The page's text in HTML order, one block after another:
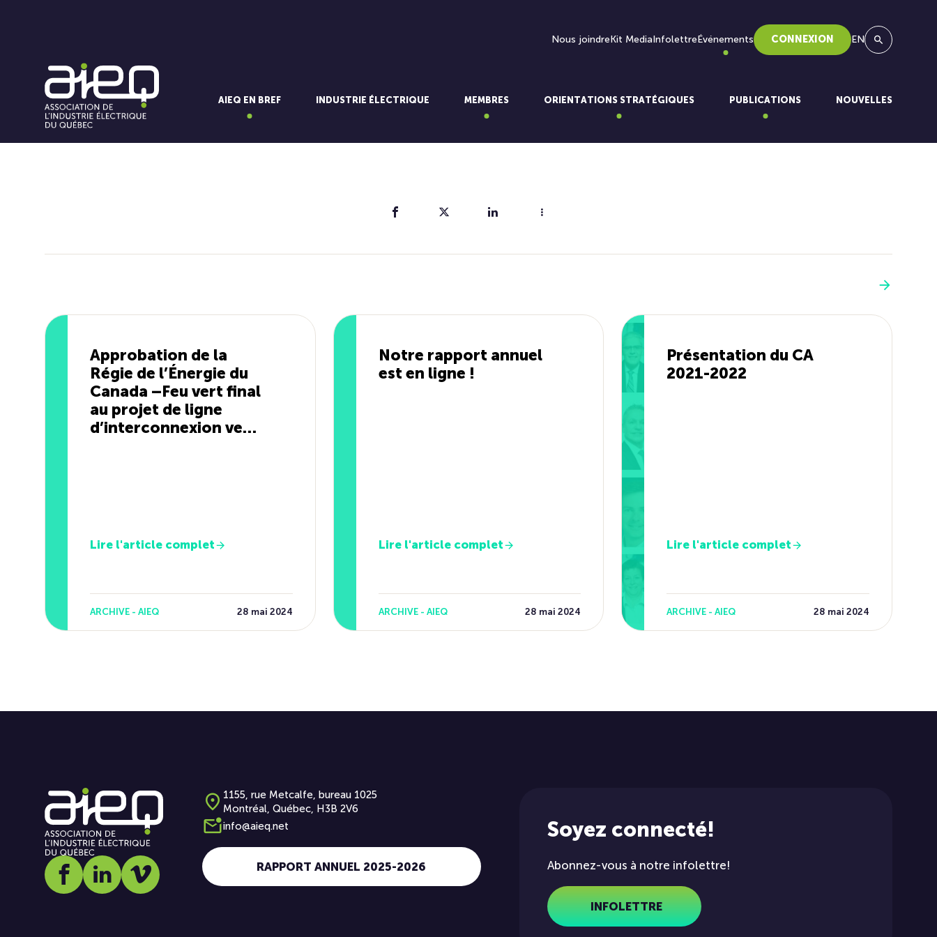
Nous joindreKit MediaInfolettreÉvénements CONNEXION EN
AIEQ EN BREF INDUSTRIE ÉLECTRIQUE MEMBRES ORIENTATIONS STRATÉGIQUES PUBLICATIONS NOUVELLES
Approbation de la
Régie de l’Énergie du
Canada –Feu vert final
au projet de ligne
d’interconnexion vers
Lire l'article complet
ARCHIVE - AIEQ 28 mai 2024
Notre rapport annuel
est en ligne !
Lire l'article complet
ARCHIVE - AIEQ 28 mai 2024
Présentation du CA
2021-2022
Lire l'article complet
ARCHIVE - AIEQ 28 mai 2024
Social media link icon-facebook
Social media link icon-linkedin
Social media link icon-vimeo
1155, rue Metcalfe, bureau 1025
Montréal, Québec, H3B 2V6
info@aieq.net
RAPPORT ANNUEL 2025-2026
Soyez connecté!
Abonnez-vous à notre infolettre!
INFOLETTRE